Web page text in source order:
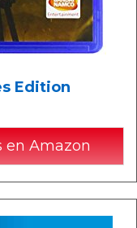
Edition
en Amazon